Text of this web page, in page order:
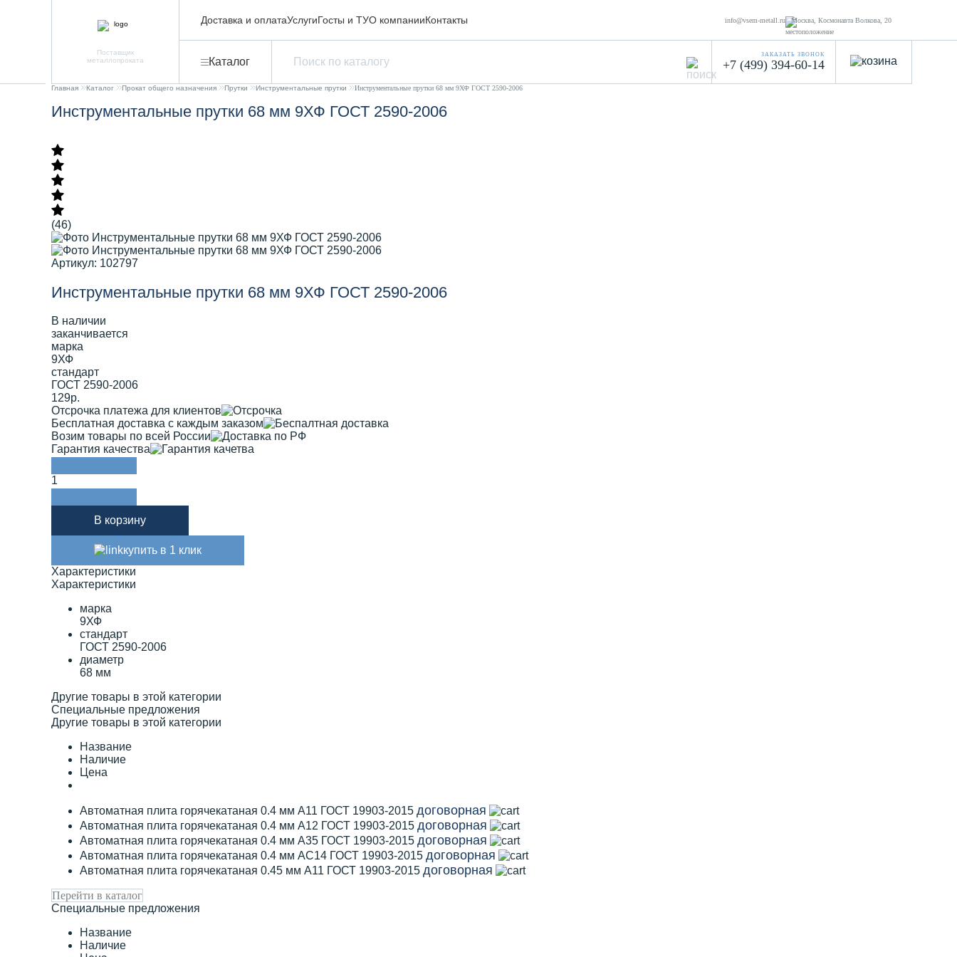
Поставщик
металлопроката
Доставка и оплатаУслугиГосты и ТУО компанииКонтакты info@vsem-metall.ru Москва, Космонавта Волкова, 20
Каталог
ЗАКАЗАТЬ ЗВОНОК
+7 (499) 394-60-14
Главная Каталог Прокат общего назначения Прутки Инструментальные прутки Инструментальные прутки 68 мм 9ХФ ГОСТ 2590-2006
Инструментальные прутки 68 мм 9ХФ ГОСТ 2590-2006
(46)
Артикул: 102797
Инструментальные прутки 68 мм 9ХФ ГОСТ 2590-2006
В наличии
заканчивается
марка
9ХФ
стандарт
ГОСТ 2590-2006
129р.
Отсрочка платежа для клиентов
Бесплатная доставка с каждым заказом
Возим товары по всей России
Гарантия качества
1
В корзину
купить в 1 клик
Характеристики
Характеристики
марка
9ХФ
стандарт
ГОСТ 2590-2006
диаметр
68 мм
Другие товары в этой категории
Специальные предложения
Другие товары в этой категории
Название
Наличие
Цена
Автоматная плита горячекатаная 0.4 мм А11 ГОСТ 19903-2015 договорная
Автоматная плита горячекатаная 0.4 мм А12 ГОСТ 19903-2015 договорная
Автоматная плита горячекатаная 0.4 мм А35 ГОСТ 19903-2015 договорная
Автоматная плита горячекатаная 0.4 мм АС14 ГОСТ 19903-2015 договорная
Автоматная плита горячекатаная 0.45 мм А11 ГОСТ 19903-2015 договорная
Перейти в каталог
Специальные предложения
Название
Наличие